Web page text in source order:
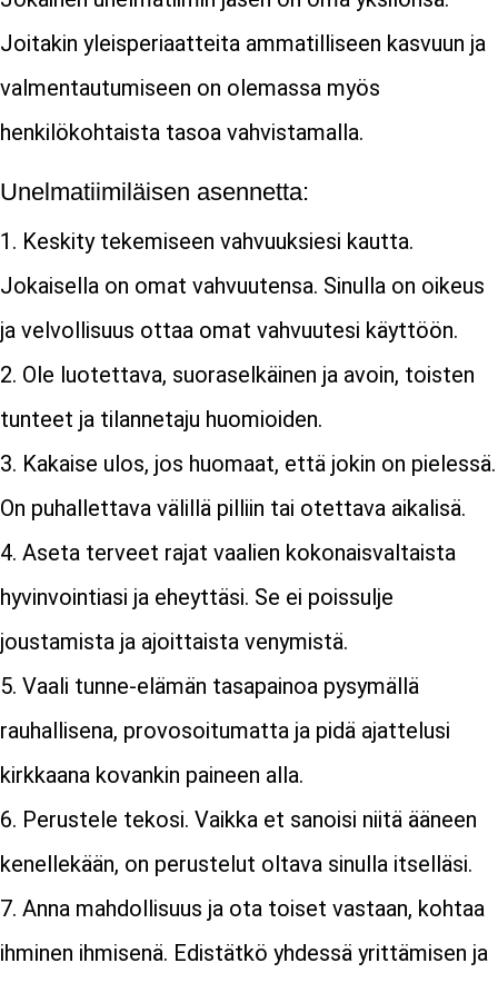
Joitakin yleisperiaatteita ammatilliseen kasvuun ja
valmentautumiseen on olemassa myös
henkilökohtaista tasoa vahvistamalla.
Unelmatiimiläisen asennetta:
Keskity tekemiseen vahvuuksiesi kautta.
Jokaisella on omat vahvuutensa. Sinulla on oikeus
ja velvollisuus ottaa omat vahvuutesi käyttöön.
Ole luotettava, suoraselkäinen ja avoin, toisten
tunteet ja tilannetaju huomioiden.
Kakaise ulos, jos huomaat, että jokin on pielessä.
On puhallettava välillä pilliin tai otettava aikalisä.
Aseta terveet rajat vaalien kokonaisvaltaista
hyvinvointiasi ja eheyttäsi. Se ei poissulje
joustamista ja ajoittaista venymistä.
Vaali tunne-elämän tasapainoa pysymällä
rauhallisena, provosoitumatta ja pidä ajattelusi
kirkkaana kovankin paineen alla.
Perustele tekosi. Vaikka et sanoisi niitä ääneen
kenellekään, on perustelut oltava sinulla itselläsi.
Anna mahdollisuus ja ota toiset vastaan, kohtaa
ihminen ihmisenä. Edistätkö yhdessä yrittämisen ja